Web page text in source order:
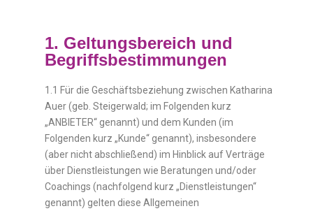
1. Geltungsbereich und
Begriffsbestimmungen
1.1 Für die Geschäftsbeziehung zwischen Katharina
Auer (geb. Steigerwald; im Folgenden kurz
„ANBIETER“ genannt) und dem Kunden (im
Folgenden kurz „Kunde“ genannt), insbesondere
(aber nicht abschließend) im Hinblick auf Verträge
über Dienstleistungen wie Beratungen und/oder
Coachings (nachfolgend kurz „Dienstleistungen“
genannt) gelten diese Allgemeinen